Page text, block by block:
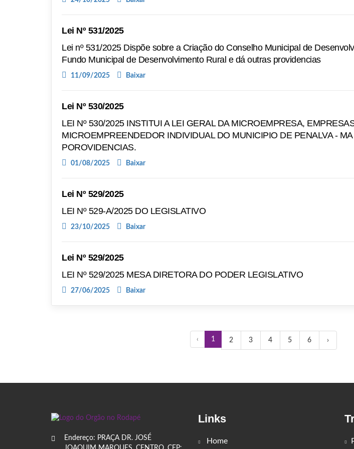
Lei Nº 531/2025
Lei nº 531/2025 Dispõe sobre a Criação do Conselho Municipal de
Fundo Municipal de Desenvolvimento Rural e dá outras providencias
11/09/2025 Baixar
Lei Nº 530/2025
LEI Nº 530/2025 INSTITUI A LEI GERAL DA MICROEMPRESA,
MICROEMPREENDEDOR INDIVIDUAL DO MUNICIPIO DE PENALVA -
POROVIDENCIAS.
01/08/2025 Baixar
Lei Nº 529/2025
LEI Nº 529-A/2025 DO LEGISLATIVO
23/10/2025 Baixar
Lei Nº 529/2025
LEI Nº 529/2025 MESA DIRETORA DO PODER LEGISLATIVO
27/06/2025 Baixar
‹ 1 2 3 4 5 6 ›
Endereço: PRAÇA DR. JOSÉ
Links
Home